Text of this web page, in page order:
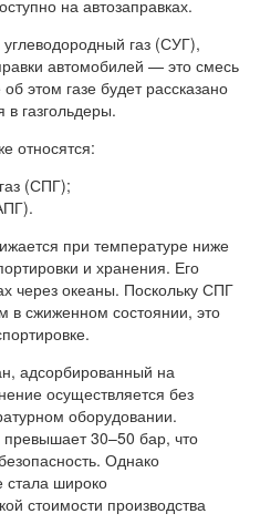
на автозаправках.
газ (СУГ),
автомобилей — это смесь
этом газе будет рассказано
в газгольдеры.
относятся:
(СПГ);
при температуре ниже
и хранения. Его
через океаны. Поскольку СПГ
в сжиженном состоянии, это
адсорбированный на
осуществляется без
оборудовании.
превышает 30–50 бар, что
Однако
стала широко
стоимости производства